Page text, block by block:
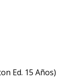
Ed. 15 Años)